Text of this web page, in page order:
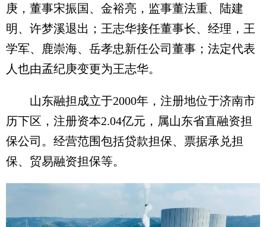
庚，董事宋振国、金裕亮，监事董法重、陆建
明、许梦溪退出；王志华接任董事长、经理，王
学军、鹿崇海、岳孝忠新任公司董事；法定代表
人也由孟纪庚变更为王志华。
山东融担成立于2000年，注册地位于济南市
历下区，注册资本2.04亿元，属山东省直融资担
保公司。经营范围包括贷款担保、票据承兑担
保、贸易融资担保等。